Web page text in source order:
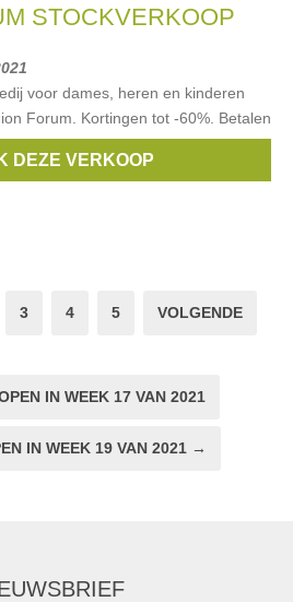
STOCKVERKOOP
voor dames, heren en kinderen
Forum. Kortingen tot -60%. Betalen
,Hugo Boss,Gant
DEZE VERKOOP
3 4 5 VOLGENDE
IN WEEK 17 VAN 2021
IN WEEK 19 VAN 2021 →